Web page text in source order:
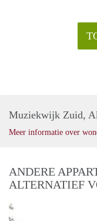
Muziekwijk Zuid,
Meer informatie over
ANDERE
ALTERNATIEF